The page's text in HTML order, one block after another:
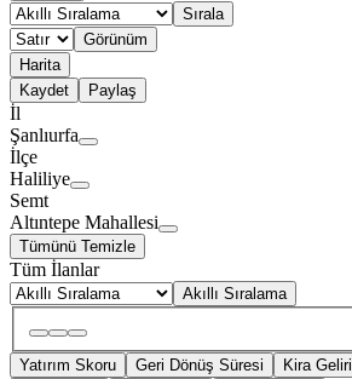
Sırala
Görünüm
Harita
Kaydet
Paylaş
İl
Şanlıurfa
İlçe
Haliliye
Semt
Altıntepe Mahallesi
Tümünü Temizle
Tüm İlanlar
Akıllı Sıralama
Yatırım Skoru Geri Dönüş Süresi Kira Geliri